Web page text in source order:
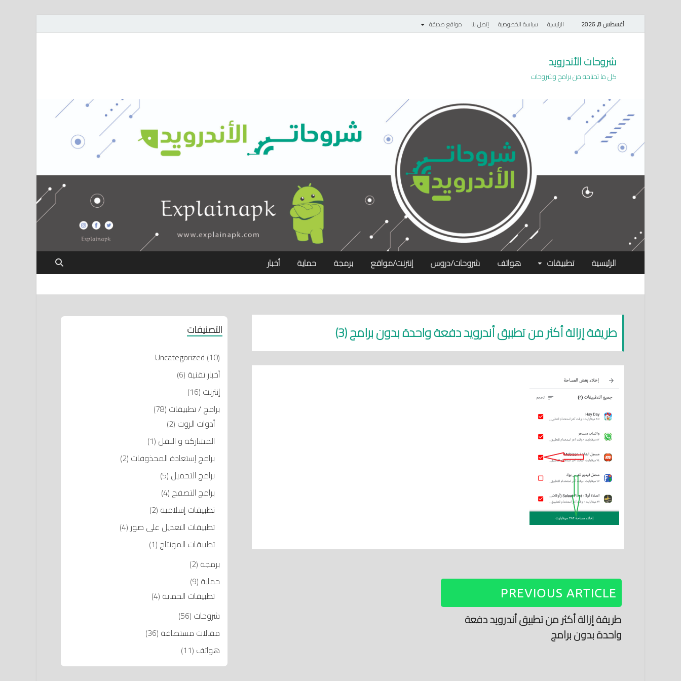
أغسطس 8, 2026 الرئيسية سياسة الخصوصية إتصل بنا مواقع صديقة
شروحات الأندرويد
كل ما تحتاجه من برامج وشروحات
الرئيسية تطبيقات هواتف شروحات/دروس إنترنت/مواقع برمجة حماية أخبار
طريقة إزالة أكثر من تطبيق أندرويد دفعة واحدة بدون برامج (3)
PREVIOUS ARTICLE
طريقة إزالة أكثر من تطبيق أندرويد دفعة
واحدة بدون برامج
التصنيفات
Uncategorized (10)
أخبار تقنية (6)
إنترنت (16)
برامج / تطبيقات (78)
أدوات الروت (2)
المشاركة و النقل (1)
برامج إستعادة المحذوفات (2)
برامج التحميل (5)
برامج التصفح (4)
تطبيقات إسلامية (2)
تطبيقات التعديل على صور (4)
تطبيقات المونتاج (1)
برمجة (2)
حماية (9)
تطبيقات الحماية (4)
شروحات (56)
مقالات مستضافة (36)
هواتف (11)